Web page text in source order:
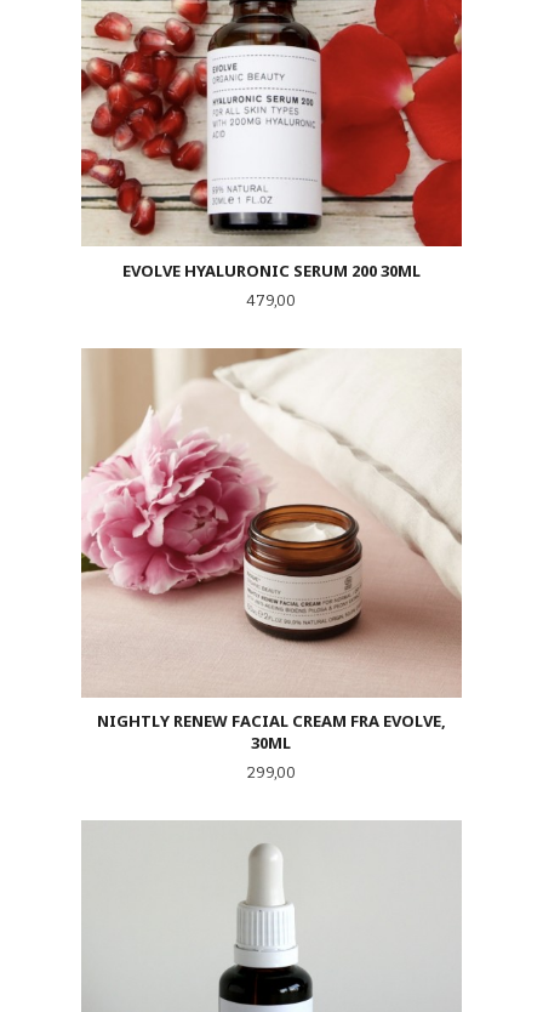
EVOLVE HYALURONIC SERUM 200 30ML
Pris
479,00
NIGHTLY RENEW FACIAL CREAM FRA EVOLVE,
30ML
Pris
299,00